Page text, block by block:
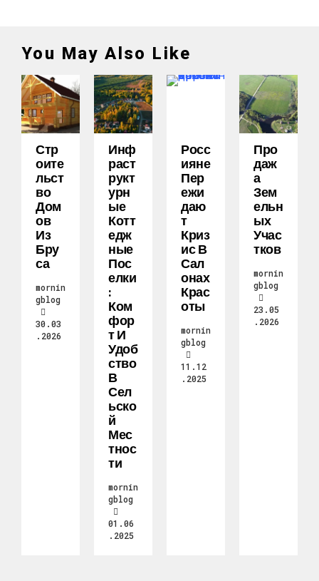
You May Also Like
Стр
Оите
Льст
Во
Дом
Ов
Из
Бру
Са
mornin
gblog
30.03
.2026
Инф
Раст
Рукт
Урн
Ые
Котт
Едж
Ные
Пос
Елки
:
Ком
Фор
Т И
Удоб
Ство
В
Сел
Ьско
Й
Мес
Тнос
Ти
mornin
gblog
01.06
.2025
Росс
Ияне
Пер
Ежи
Даю
Т
Криз
Ис В
Сал
Онах
Крас
Оты
mornin
gblog
11.12
.2025
Про
Даж
А
Зем
Ельн
Ых
Учас
Тков
mornin
gblog
23.05
.2026